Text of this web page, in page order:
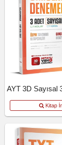
Kitap